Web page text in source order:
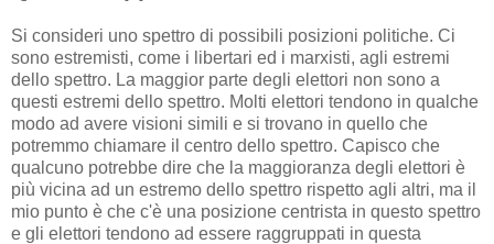
Si consideri uno spettro di possibili posizioni politiche. Ci
sono estremisti, come i libertari ed i marxisti, agli estremi
dello spettro. La maggior parte degli elettori non sono a
questi estremi dello spettro. Molti elettori tendono in qualche
modo ad avere visioni simili e si trovano in quello che
potremmo chiamare il centro dello spettro. Capisco che
qualcuno potrebbe dire che la maggioranza degli elettori è
più vicina ad un estremo dello spettro rispetto agli altri, ma il
mio punto è che c'è una posizione centrista in questo spettro
e gli elettori tendono ad essere raggruppati in questa